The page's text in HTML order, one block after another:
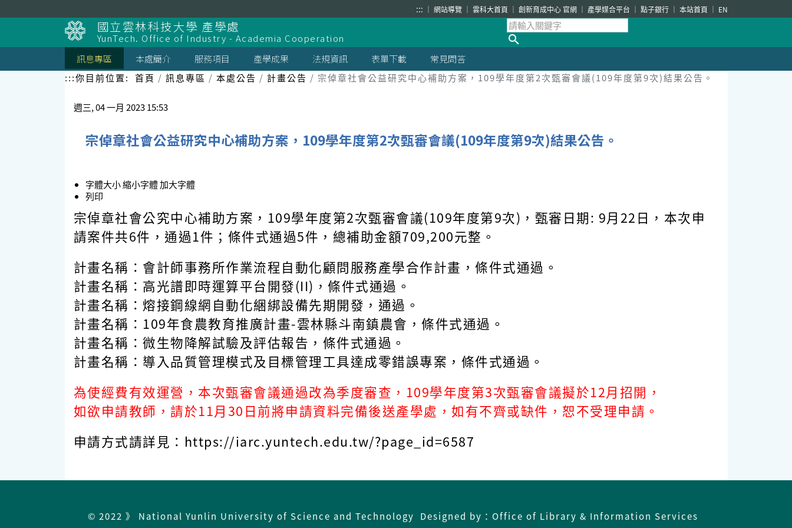
到
::: 網站導覽 雲科大首頁 創新育成中心 官網 產學媒合平台 點子銀行 本站首頁 EN
國立雲林科技大學 產學處
YunTech. Office of Industry - Academia Cooperation
訊息專區
本處簡介 服務項目 產學成果 法規資訊 表單下載
常見問答
:::你目前位置: 首頁 訊息專區 本處公告 計畫公告 宗倬章社會公益研究中心補助方案，109學年度第2次甄審會議(109年度第9次)結果公告。
週三, 04 一月 2023 15:53
宗倬章社會公益研究中心補助方案，109學年度第2次甄審會議(109年度第9次)結果公告。
字體大小縮小字體加大字體
列印
宗倬章社會公究中心補助方案，109學年度第2次甄審會議(109年度第9次)，甄審日期: 9月22日，本次申
請案件共6件，通過1件；條件式通過5件，總補助金額709,200元整。
計畫名稱：會計師事務所作業流程自動化顧問服務產學合作計畫，條件式通過。
計畫名稱：高光譜即時運算平台開發(II)，條件式通過。
計畫名稱：熔接鋼線網自動化綑綁設備先期開發，通過。
計畫名稱：109年食農教育推廣計畫-雲林縣斗南鎮農會，條件式通過。
計畫名稱：微生物降解試驗及評估報告，條件式通過。
計畫名稱：導入品質管理模式及目標管理工具達成零錯誤專案，條件式通過。
為使經費有效運營，本次甄審會議通過改為季度審查，109學年度第3次甄審會議擬於12月招開，
如欲申請教師，請於11月30日前將申請資料完備後送產學處，如有不齊或缺件，恕不受理申請。
申請方式請詳見：https://iarc.yuntech.edu.tw/?page_id=6587
© 2022 》 National Yunlin University of Science and Technology Designed by：Office of Library & Information Services